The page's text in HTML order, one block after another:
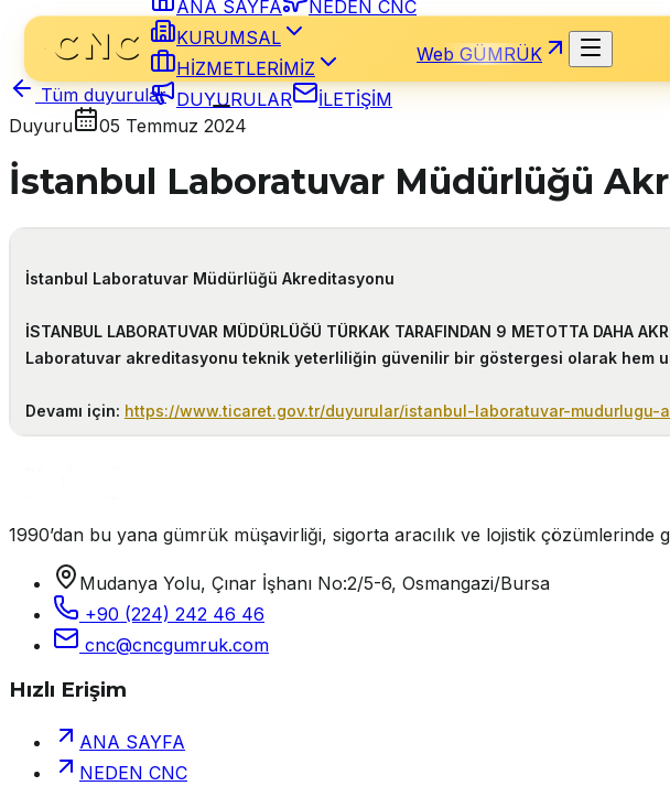
KURUMSAL
HİZMETLERİMİZ
DUYURULAR
İLETİŞİM
Web GÜMRÜK
Tüm duyurular
Duyuru
05 Temmuz 2024
İstanbul Laboratuvar Müdürlüğü
İstanbul Laboratuvar Müdürlüğü Akreditasyonu
İSTANBUL LABORATUVAR MÜDÜRLÜĞÜ TÜRKAK TARAFINDAN 9 METOTTA DAHA
Laboratuvar akreditasyonu teknik yeterliliğin güvenilir bir göstergesi olarak hem
Devamı için: https://www.ticaret.gov.tr/duyurular/istanbul-laboratuvar-mudurlugu-
1990’dan bu yana gümrük müşavirliği, sigorta aracılık ve lojistik çözümlerinde
Mudanya Yolu, Çınar İşhanı No:2/5-6, Osmangazi/Bursa
+90 (224) 242 46 46
cnc@cncgumruk.com
Hızlı Erişim
ANA SAYFA
NEDEN CNC